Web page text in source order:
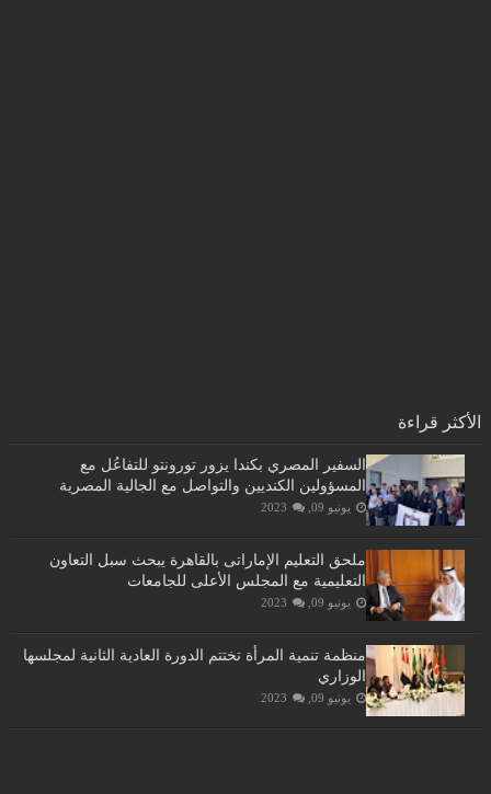
الأكثر قراءة
السفير المصري بكندا يزور تورونتو للتفاعُل مع
المسؤولين الكنديين والتواصل مع الجالية المصرية
يونيو 09, 2023
ملحق التعليم الإماراتى بالقاهرة يبحث سبل التعاون
التعليمية مع المجلس الأعلى للجامعات
يونيو 09, 2023
منظمة تنمية المرأة تختتم الدورة العادية الثانية لمجلسها
الوزاري
يونيو 09, 2023